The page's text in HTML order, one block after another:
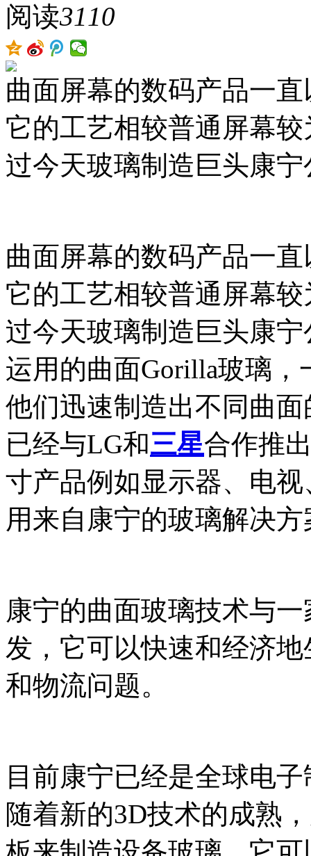
阅读3110
曲面屏幕的数码产品一
它的工艺相较普通屏幕
过今天玻璃制造巨头康宁
曲面屏幕的数码产品一
它的工艺相较普通屏幕
过今天玻璃制造巨头康
运用的曲面Gorilla玻璃
他们迅速制造出不同曲
已经与LG和三星合作推
寸产品例如显示器、电
用来自康宁的玻璃解决方
康宁的曲面玻璃技术与
发，它可以快速和经济
和物流问题。
目前康宁已经是全球电
随着新的3D技术的成熟